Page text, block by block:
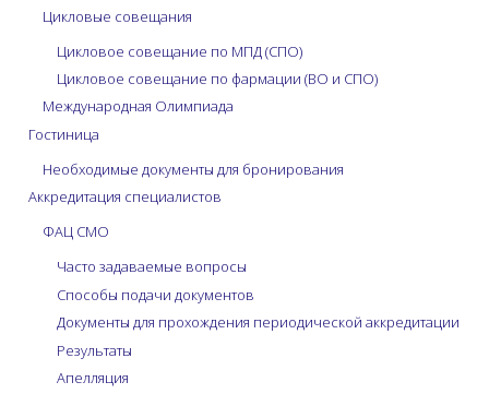
Цикловые совещания
Цикловое совещание по МПД (СПО)
Цикловое совещание по фармации (ВО и СПО)
Международная Олимпиада
Гостиница
Необходимые документы для бронирования
Аккредитация специалистов
ФАЦ СМО
Часто задаваемые вопросы
Способы подачи документов
Документы для прохождения периодической аккредитации
Результаты
Апелляция